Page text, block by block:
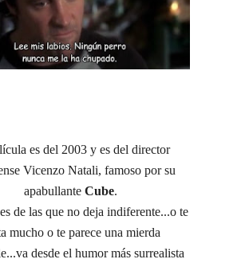
es del 2003 y es del director
Vicenzo Natali, famoso por su
apabullante Cube.
de las que no deja indiferente...o te
mucho o te parece una mierda
desde el humor más surrealista